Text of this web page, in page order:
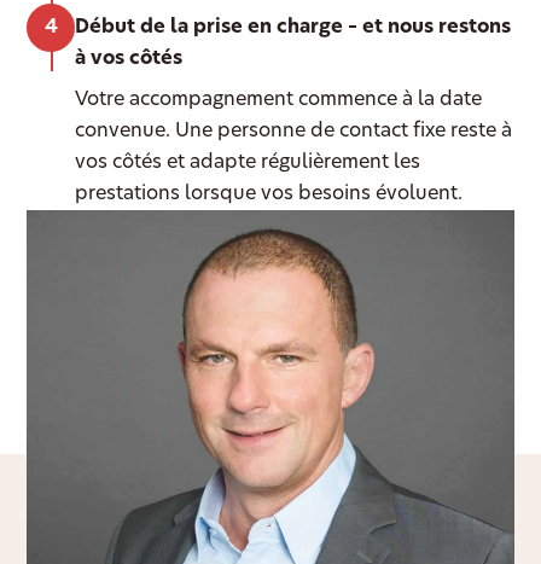
Début de la prise en charge – et nous restons
à vos côtés
Votre accompagnement commence à la date
convenue. Une personne de contact fixe reste à
vos côtés et adapte régulièrement les
prestations lorsque vos besoins évoluent.